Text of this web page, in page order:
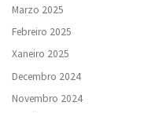
Marzo 2025
Febreiro 2025
Xaneiro 2025
Decembro 2024
Novembro 2024